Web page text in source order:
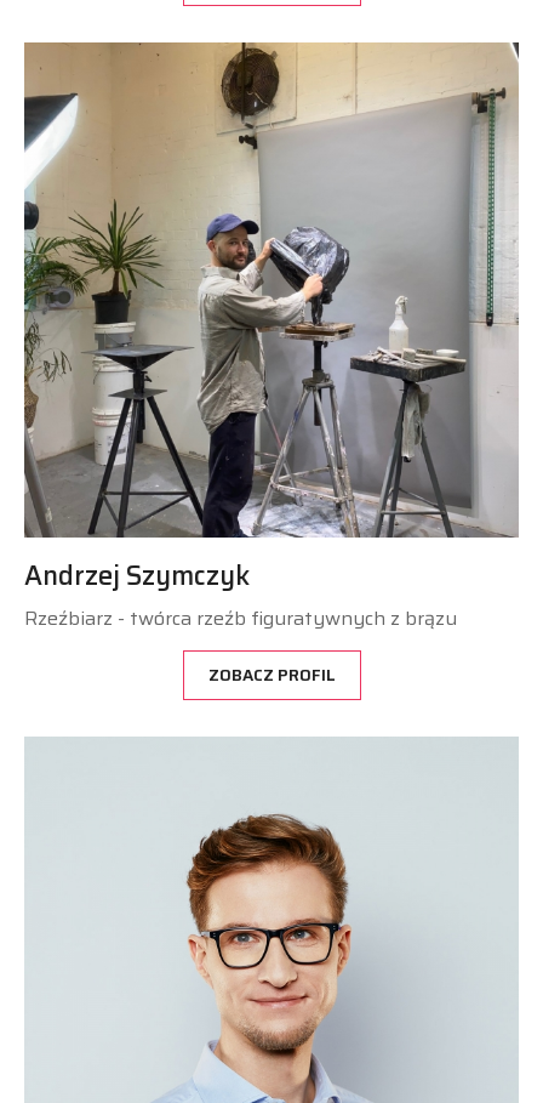
Andrzej Szymczyk
Rzeźbiarz - twórca rzeźb figuratywnych z brązu
ZOBACZ PROFIL